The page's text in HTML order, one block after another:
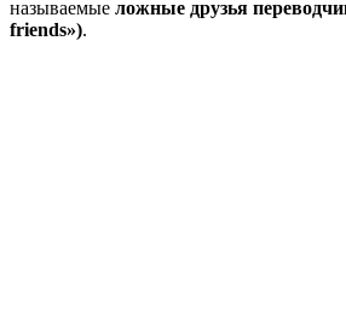
называемые ложные друзья
friends»).